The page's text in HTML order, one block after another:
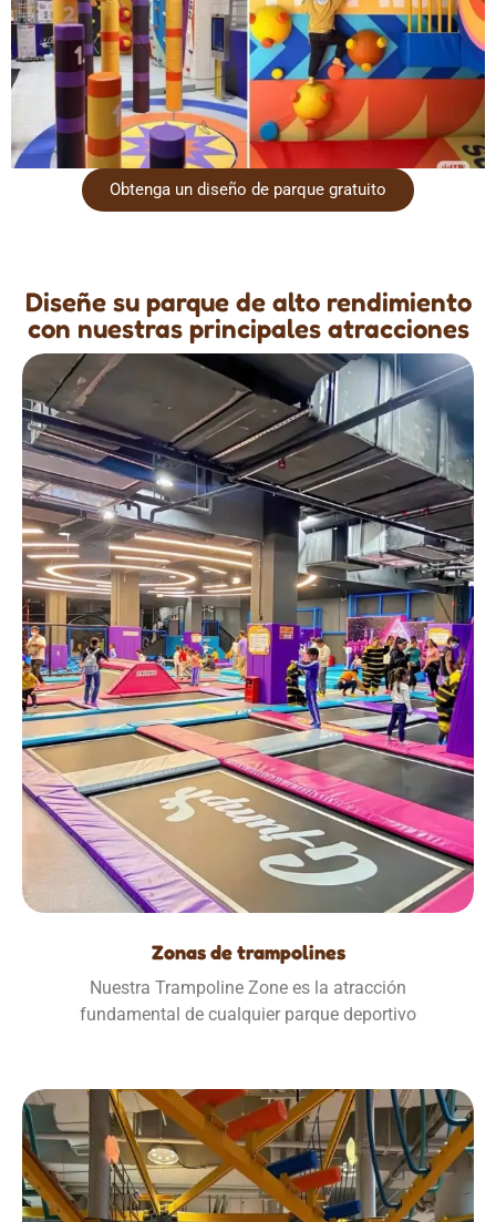
Obtenga un diseño de parque gratuito
Diseñe su parque de alto rendimiento
con nuestras principales atracciones
Zonas de trampolines
Nuestra Trampoline Zone es la atracción
fundamental de cualquier parque deportivo